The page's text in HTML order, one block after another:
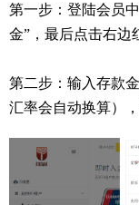
第一步：登陆会员
金”，最后点击右边
第二步：输入存款
汇率会自动换算）